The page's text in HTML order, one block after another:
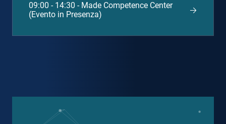
09:00 - 14:30 - Made Competence Center
(Evento in Presenza)